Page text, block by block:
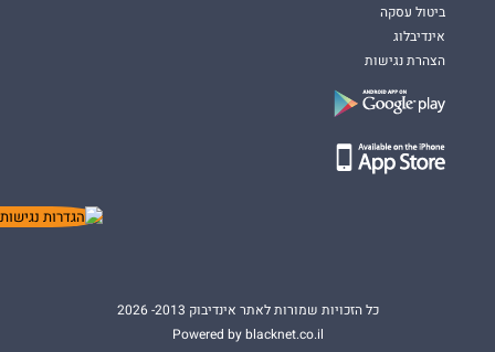
ביטול עסקה
אינדיבלוג
הצהרת נגישות
כל הזכויות שמורות לאתר אינדיבוק 2013- 2026
Powered by blacknet.co.il